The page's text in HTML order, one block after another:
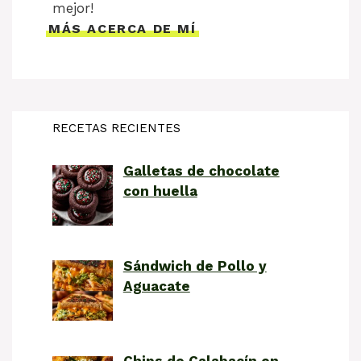
mejor!
MÁS ACERCA DE MÍ
RECETAS RECIENTES
Galletas de chocolate
con huella
Sándwich de Pollo y
Aguacate